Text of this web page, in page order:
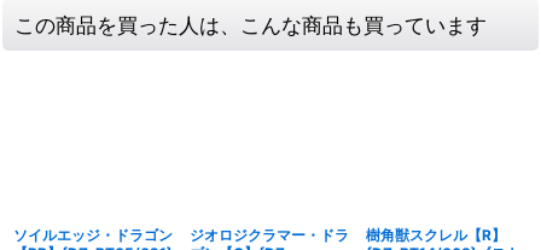
この商品を買った人は、こんな商品も買っています
ソイルエッジ・ドラゴン
ジオロジクラマー・ドラ
樹角獣スクレル【R】